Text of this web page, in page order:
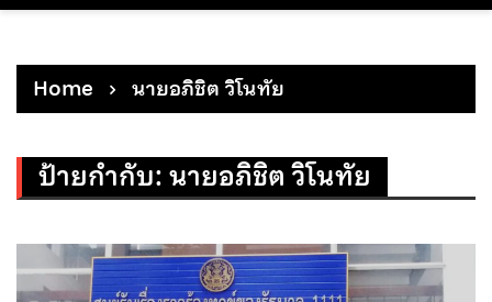
Home นายอภิชิต วิโนทัย
ป้ายกำกับ:นายอภิชิต วิโนทัย